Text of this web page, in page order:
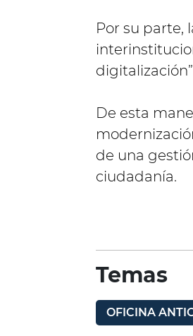
Por su parte,
De esta
de una
ciudadanía.
Temas
OFICINA